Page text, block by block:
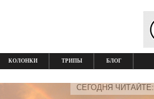
КОЛОНКИ ТРИПЫ БЛОГ
СЕГОДНЯ ЧИТАЙТЕ: